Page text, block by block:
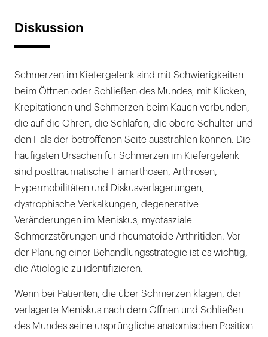
Diskussion
Schmerzen im Kiefergelenk sind mit Schwierigkeiten
beim Öffnen oder Schließen des Mundes, mit Klicken,
Krepitationen und Schmerzen beim Kauen verbunden,
die auf die Ohren, die Schläfen, die obere Schulter und
den Hals der betroffenen Seite ausstrahlen können. Die
häufigsten Ursachen für Schmerzen im Kiefergelenk
sind posttraumatische Hämarthosen, Arthrosen,
Hypermobilitäten und Diskusverlagerungen,
dystrophische Verkalkungen, degenerative
Veränderungen im Meniskus, myofasziale
Schmerzstörungen und rheumatoide Arthritiden. Vor
der Planung einer Behandlungsstrategie ist es wichtig,
die Ätiologie zu identifizieren.
Wenn bei Patienten, die über Schmerzen klagen, der
verlagerte Meniskus nach dem Öffnen und Schließen
des Mundes seine ursprüngliche anatomischen Position